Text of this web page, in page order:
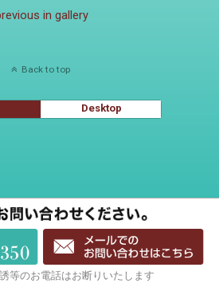
in gallery
Back to top
Desktop
等のお電話はお断りいたします